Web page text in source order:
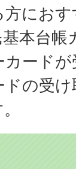
にお
本台帳
ード
の受